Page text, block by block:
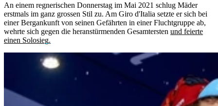
An einem regnerischen Donnerstag im Mai 2021 schlug Mäder
erstmals im ganz grossen Stil zu. Am Giro d'Italia setzte er sich bei
einer Bergankunft von seinen Gefährten in einer Fluchtgruppe ab,
wehrte sich gegen die heranstürmenden Gesamtersten und feierte
einen Solosieg.